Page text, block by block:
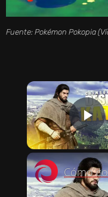
Fuente: Pokémon Pokopia